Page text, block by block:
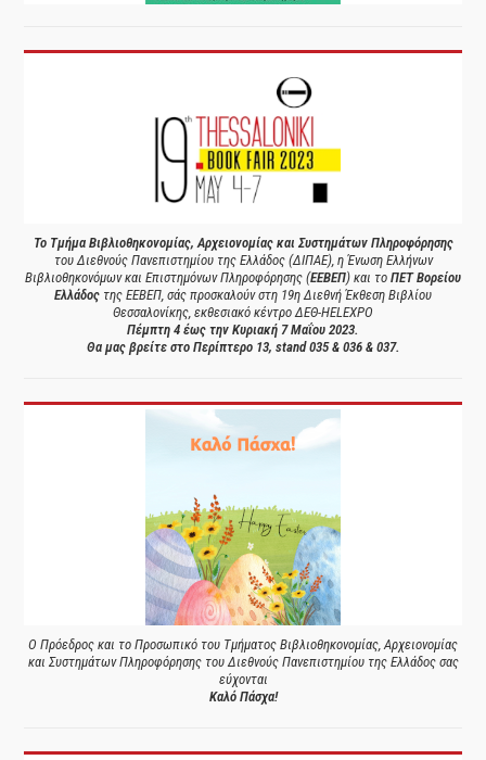
Το Τμήμα Βιβλιοθηκονομίας, Αρχειονομίας και Συστημάτων Πληροφόρησης
του Διεθνούς Πανεπιστημίου της Ελλάδος (ΔΙΠΑΕ), η Ένωση Ελλήνων
Βιβλιοθηκονόμων και Επιστημόνων Πληροφόρησης (ΕΕΒΕΠ) και το ΠΕΤ Βορείου
Ελλάδος της ΕΕΒΕΠ, σάς προσκαλούν στη 19η Διεθνή Έκθεση Βιβλίου
Θεσσαλονίκης, εκθεσιακό κέντρο ΔΕΘ-HELEXPO
Πέμπτη 4 έως την Κυριακή 7 Μαΐου 2023.
Θα μας βρείτε στο Περίπτερο 13, stand 035 & 036 & 037.
Ο Πρόεδρος και το Προσωπικό του Τμήματος Βιβλιοθηκονομίας, Αρχειονομίας
και Συστημάτων Πληροφόρησης του Διεθνούς Πανεπιστημίου της Ελλάδος σας
εύχονται
Καλό Πάσχα!